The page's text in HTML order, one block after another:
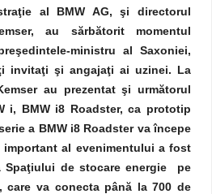
al BMW AG, şi directorul
au sărbătorit momentul
ministru al Saxoniei,
invitaţi şi angajaţi ai uzinei. La
au prezentat şi următorul
i, BMW i8 Roadster, ca prototip
a BMW i8 Roadster va începe
important al evenimentului a fost
Spaţiului de stocare energie pe
care va conecta până la 700 de